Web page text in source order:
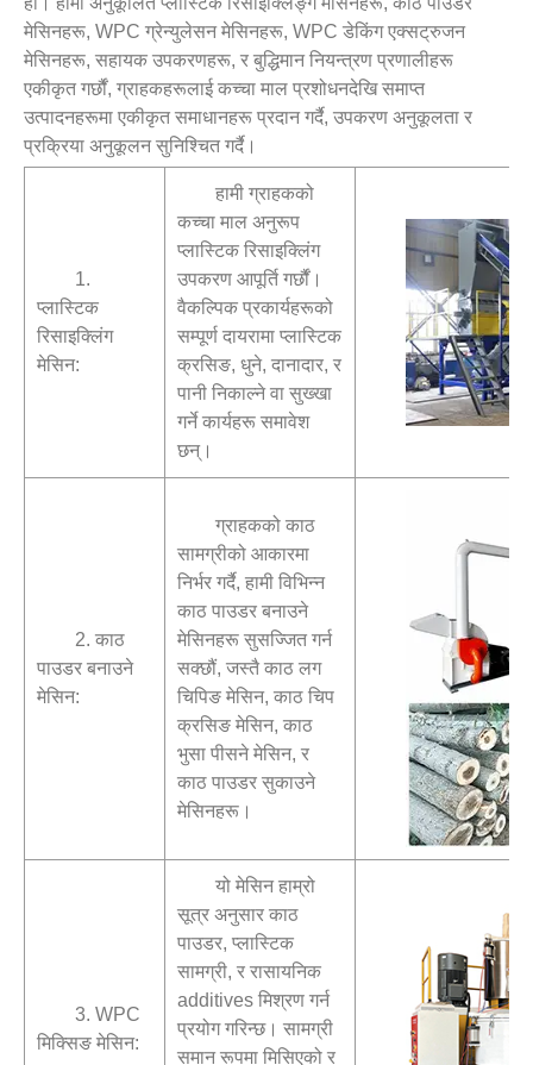
मेसिनहरू, WPC ग्रेन्युलेसन मेसिनहरू, WPC डेकिंग एक्सट्रुजन
मेसिनहरू, सहायक उपकरणहरू, र बुद्धिमान नियन्त्रण प्रणालीहरू
एकीकृत गर्छौं, ग्राहकहरूलाई कच्चा माल प्रशोधनदेखि समाप्त
उत्पादनहरूमा एकीकृत समाधानहरू प्रदान गर्दै, उपकरण अनुकूलता र
प्रक्रिया अनुकूलन सुनिश्चित गर्दै।
1.
प्लास्टिक
रिसाइक्लिंग
मेसिन:
हामी ग्राहकको
कच्चा माल अनुरूप
प्लास्टिक रिसाइक्लिंग
उपकरण आपूर्ति गर्छौं।
वैकल्पिक प्रकार्यहरूको
सम्पूर्ण दायरामा प्लास्टिक
क्रसिङ, धुने, दानादार, र
पानी निकाल्ने वा सुख्खा
गर्ने कार्यहरू समावेश
छन्।
2. काठ
पाउडर बनाउने
मेसिन:
ग्राहकको काठ
सामग्रीको आकारमा
निर्भर गर्दै, हामी विभिन्न
काठ पाउडर बनाउने
मेसिनहरू सुसज्जित गर्न
सक्छौं, जस्तै काठ लग
चिपिङ मेसिन, काठ चिप
क्रसिङ मेसिन, काठ
भुसा पीसने मेसिन, र
काठ पाउडर सुकाउने
मेसिनहरू।
3. WPC
मिक्सिङ मेसिन:
यो मेसिन हाम्रो
सूत्र अनुसार काठ
पाउडर, प्लास्टिक
सामग्री, र रासायनिक
additives मिश्रण गर्न
प्रयोग गरिन्छ। सामग्री
समान रूपमा मिसिएको र